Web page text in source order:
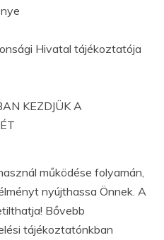
Hivatal tájékoztatója
KEZDJÜK A
működése folyamán,
nyújthassa Önnek. A
Bővebb
tájékoztatónkban